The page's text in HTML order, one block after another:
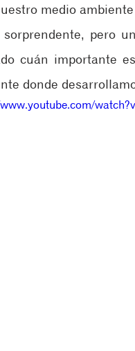
medio
pero
cuán importante
donde